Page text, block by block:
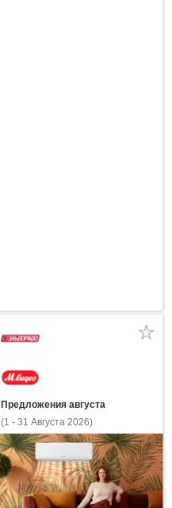
Предложения августа
(1 - 31 Августа 2026)